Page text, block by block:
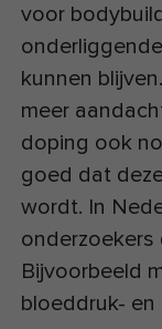
voor
kunnen
meer
doping ook
goed dat
wordt. In
onderzoekers
Bijvoorbeeld
bloeddruk-